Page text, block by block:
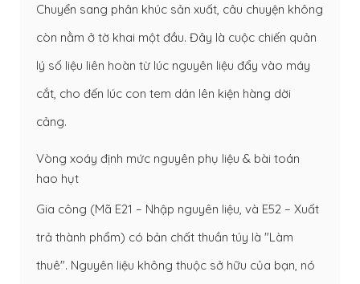
Chuyển sang phân khúc sản xuất, câu chuyện không
còn nằm ở tờ khai một đầu. Đây là cuộc chiến quản
lý số liệu liên hoàn từ lúc nguyên liệu đẩy vào máy
cắt, cho đến lúc con tem dán lên kiện hàng dời
cảng.
Vòng xoáy định mức nguyên phụ liệu & bài toán
hao hụt
Gia công (Mã E21 – Nhập nguyên liệu, và E52 – Xuất
trả thành phẩm) có bản chất thuần túy là "Làm
thuê". Nguyên liệu không thuộc sở hữu của bạn, nó